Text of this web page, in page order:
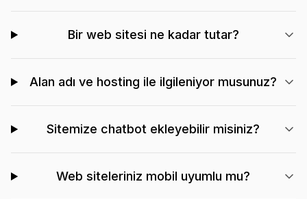
Bir web sitesi ne kadar tutar?
Alan adı ve hosting ile ilgileniyor musunuz?
Sitemize chatbot ekleyebilir misiniz?
Web siteleriniz mobil uyumlu mu?